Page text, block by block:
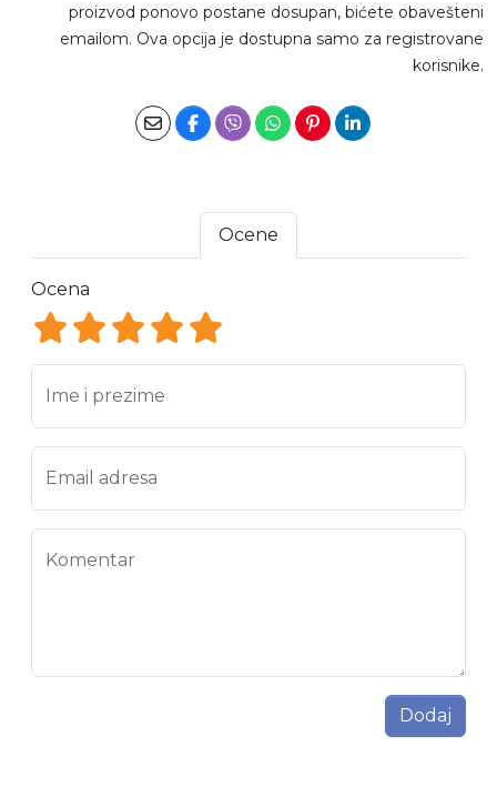
proizvod ponovo postane dosupan, bićete obavešteni
emailom. Ova opcija je dostupna samo za registrovane
korisnike.
Ocene
Ocena
Ocena 5
Ocena 4
Ocena 3
Ocena 2
Ocena 1
Ime i prezime
Email adresa
Komentar
Dodaj